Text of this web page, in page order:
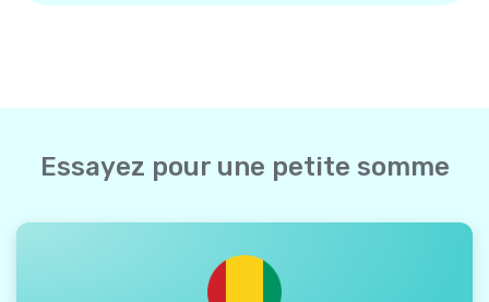
Essayez pour une petite somme